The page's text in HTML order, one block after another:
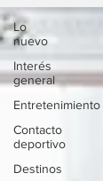
Lo
nuevo
Interés
general
Entretenimiento
Contacto
deportivo
Destinos